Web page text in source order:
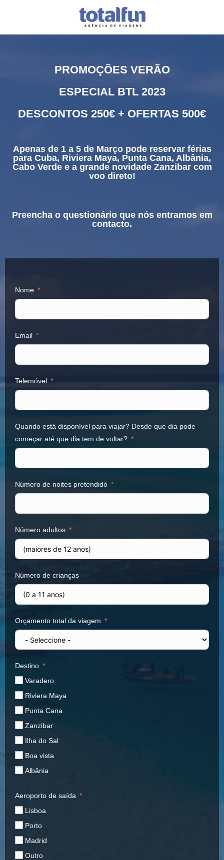
PROMOÇÕES VERÃO
ESPECIAL BTL 2023
DESCONTOS 250€ + OFERTAS 500€
Apenas de 1 a 5 de Março pode reservar férias
para Cuba, Riviera Maya, Punta Cana, Albânia,
Cabo Verde e a grande novidade Zanzibar com
voo direto!
Preencha o questionário que nós entramos em
contacto.
Nome
Email
Telemóvel
Quando está disponível para viajar? Desde que dia pode
começar até que dia tem de voltar?
Número de noites pretendido
Número adultos
Número de crianças
Orçamento total da viagem
Destino
Varadero
Riviera Maya
Punta Cana
Zanzibar
Ilha do Sal
Boa vista
Albânia
Aeroporto de saída
Lisboa
Porto
Madrid
Outro